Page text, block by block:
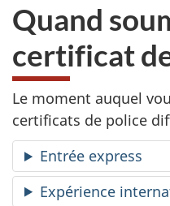
Quand
certificat
Le moment auquel
certificats de police
Entrée express
Expérience